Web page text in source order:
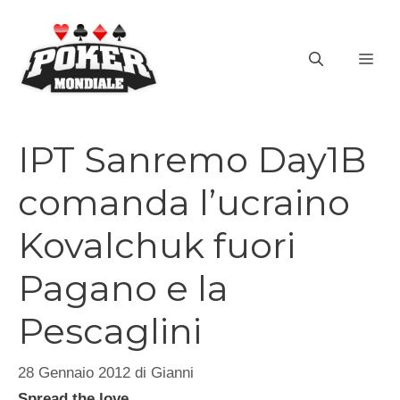
contenuto
IPT Sanremo Day1B
comanda l’ucraino
Kovalchuk fuori
Pagano e la
Pescaglini
28 Gennaio 2012 di Gianni